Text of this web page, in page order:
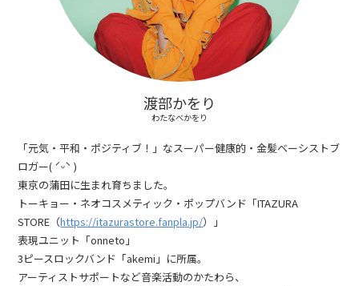
渡部かをり
わたなべかをり
「元気・平和・ポジティブ！」なスーパー健康的・金髪ベーシストブ
ロガー( ˊᵕˋ )
東京の蒲田に生まれ育ちました。
トーキョー・ネオコスメティック・ポップバンド「ITAZURA
STORE（https://itazurastore.fanpla.jp/）」
表現ユニット「onneto」
3ピースロックバンド「akemi」に所属。
アーティストサポートなど音楽活動のかたわら、